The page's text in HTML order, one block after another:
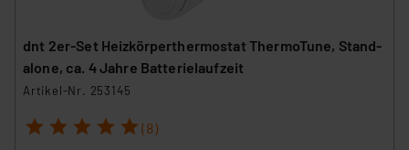
dnt 2er-Set Heizkörperthermostat ThermoTune, Stand-
alone, ca. 4 Jahre Batterielaufzeit
Artikel-Nr. 253145
1 2 3 4 5 (8)